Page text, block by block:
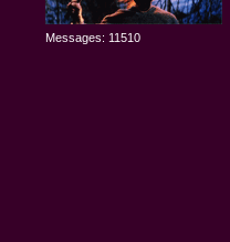
Messages: 11510